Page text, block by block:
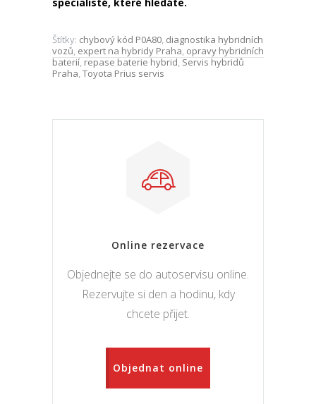
Štítky: chybový kód P0A80, diagnostika hybridních
vozů, expert na hybridy Praha, opravy hybridních
baterií,repase baterie hybrid,Servis hybridů
Praha,Toyota Prius servis
Online rezervace
Objednejte se do autoservisu online.
Rezervujte si den a hodinu, kdy
chcete přijet.
Objednat online